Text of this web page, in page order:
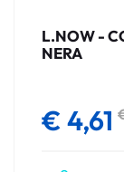
L.NOW -
NERA
€ 4,61